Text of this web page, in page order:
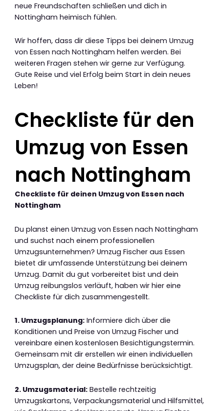
neue Freundschaften schließen und dich in
Nottingham heimisch fühlen.
Wir hoffen, dass dir diese Tipps bei deinem Umzug
von Essen nach Nottingham helfen werden. Bei
weiteren Fragen stehen wir gerne zur Verfügung.
Gute Reise und viel Erfolg beim Start in dein neues
Leben!
Checkliste für den
Umzug von Essen
nach Nottingham
Checkliste für deinen Umzug von Essen nach
Nottingham
Du planst einen Umzug von Essen nach Nottingham
und suchst nach einem professionellen
Umzugsunternehmen? Umzug Fischer aus Essen
bietet dir umfassende Unterstützung bei deinem
Umzug. Damit du gut vorbereitet bist und dein
Umzug reibungslos verläuft, haben wir hier eine
Checkliste für dich zusammengestellt.
1. Umzugsplanung: Informiere dich über die
Konditionen und Preise von Umzug Fischer und
vereinbare einen kostenlosen Besichtigungstermin.
Gemeinsam mit dir erstellen wir einen individuellen
Umzugsplan, der deine Bedürfnisse berücksichtigt.
2. Umzugsmaterial: Bestelle rechtzeitig
Umzugskartons, Verpackungsmaterial und Hilfsmittel,